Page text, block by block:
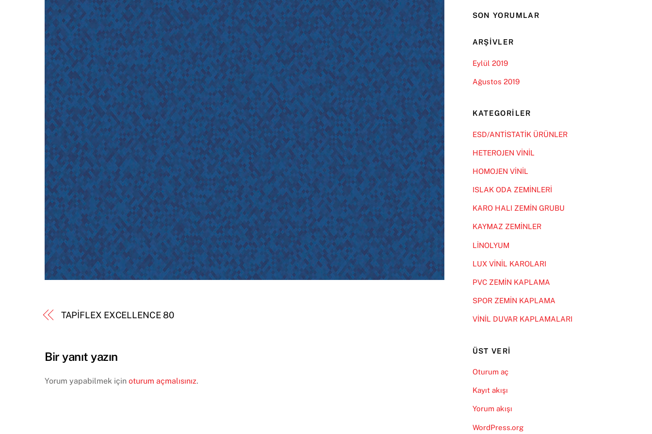
TAPİFLEX EXCELLENCE 80
Bir yanıt yazın
Yorum yapabilmek için oturum açmalısınız.
SON YORUMLAR
ARŞIVLER
Eylül 2019
Ağustos 2019
KATEGORILER
ESD/ANTİSTATİK ÜRÜNLER
HETEROJEN VİNİL
HOMOJEN VİNİL
ISLAK ODA ZEMİNLERİ
KARO HALI ZEMİN GRUBU
KAYMAZ ZEMİNLER
LİNOLYUM
LUX VİNİL KAROLARI
PVC ZEMİN KAPLAMA
SPOR ZEMİN KAPLAMA
VİNİL DUVAR KAPLAMALARI
ÜST VERI
Oturum aç
Kayıt akışı
Yorum akışı
WordPress.org